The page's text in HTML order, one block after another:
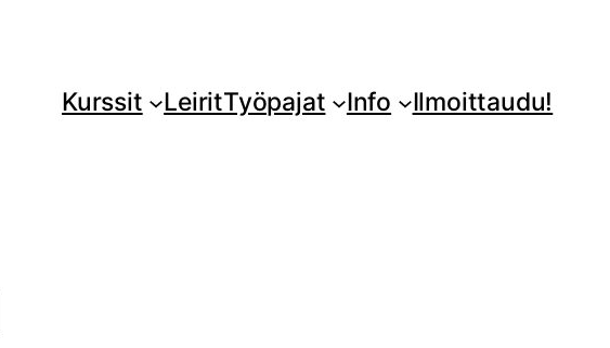
Kurssit LeiritTyöpajat Info Ilmoittaudu!